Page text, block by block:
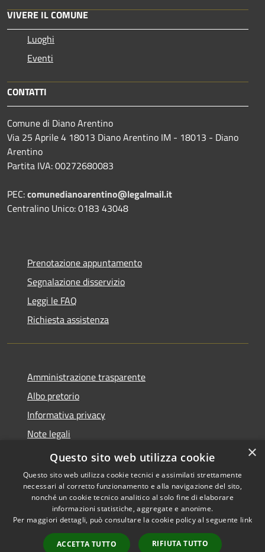
VIVERE IL COMUNE
Luoghi
Eventi
CONTATTI
Comune di Diano Arentino
Via 25 Aprile 4 18013 Diano Arentino IM - 18013 - Diano
Arentino
Partita IVA: 00272680083
PEC:comunedianoarentino@legalmail.it
Centralino Unico: 0183 43048
Prenotazione appuntamento
Segnalazione disservizio
Leggi le FAQ
Richiesta assistenza
Amministrazione trasparente
Albo pretorio
Informativa privacy
Note legali
Dichiarazione di accessibilità
Accessibilità
Copyright © 2026 • Comune di
Diano Arentino • Powered by
Municipium•
Accesso
×
Questo sito web utilizza cookie
Questo sito web utilizza cookie tecnici e assimilati strettamente
necessari al corretto funzionamento e alla navigazione del sito,
nonché un cookie tecnico analitico al solo fine di elaborare
informazioni statistiche, aggregate e anonime.
Per maggiori dettagli, può consultare la cookie policy al seguente link
ACCETTA TUTTO RIFIUTA TUTTO